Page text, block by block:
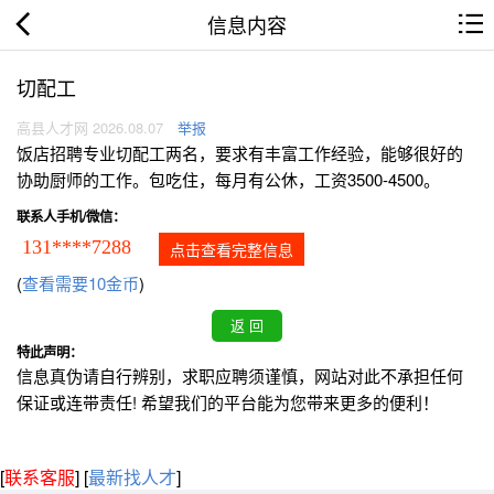
信息内容
切配工
高县人才网 2026.08.07 举报
饭店招聘专业切配工两名，要求有丰富工作经验，能够很好的
协助厨师的工作。包吃住，每月有公休，工资3500-4500。
联系人手机/微信：
131****7288 点击查看完整信息
(查看需要10金币)
特此声明：
信息真伪请自行辨别，求职应聘须谨慎，网站对此不承担任何
保证或连带责任! 希望我们的平台能为您带来更多的便利！
[联系客服] [最新找人才]